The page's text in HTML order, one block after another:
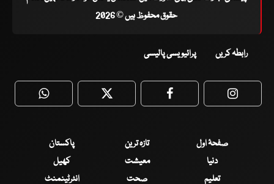
حقوق محفوظ ہیں © 2026
رابطہ کریں پرائیویسی پالیسی
WhatsApp Twitter Facebook
صفحۂ اول تازہ ترین
پاکستان
دنیا
معیشت
کھیل
تعلیم
صحت
انٹرٹینمنٹ